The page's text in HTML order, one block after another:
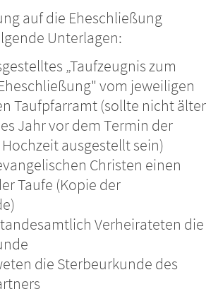
auf die Eheschließung
Unterlagen:
„Taufzeugnis zum
vom jeweiligen
Taufpfarramt (sollte nicht älter
Jahr vor dem Termin der
ausgestellt sein)
Christen einen
Taufe (Kopie der
Verheirateten die
die Sterbeurkunde des